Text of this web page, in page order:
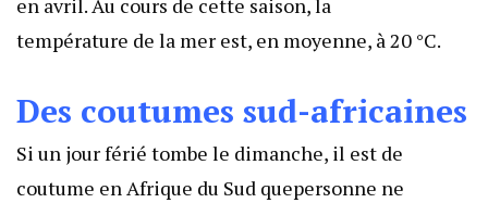
en avril. Au cours de cette saison, la
température de la mer est, en moyenne, à 20 °C.
Des coutumes sud-africaines
Si un jour férié tombe le dimanche, il est de
coutume en Afrique du Sud quepersonne ne